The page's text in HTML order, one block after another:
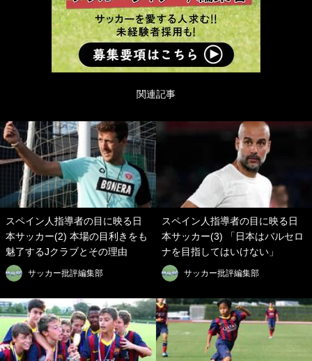
関連記事
スペイン人指導者の目に映る日
本サッカー(2) 本場の目利きをも
魅了するJクラブとその理由
サッカー批評編集部
スペイン人指導者の目に映る日
本サッカー(3) 「日本はバルセロ
ナを目指してはいけない」
サッカー批評編集部